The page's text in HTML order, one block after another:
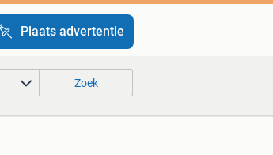
Plaats advertentie
Zoek